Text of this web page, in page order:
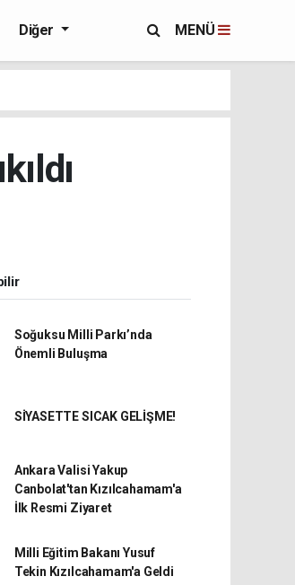
Diğer MENÜ
Soğuksu Milli Parkı’nda
Önemli Buluşma
SİYASETTE SICAK GELİŞME!
Ankara Valisi Yakup
Canbolat'tan Kızılcahamam'a
İlk Resmi Ziyaret
Milli Eğitim Bakanı Yusuf
Tekin Kızılcahamam'a Geldi